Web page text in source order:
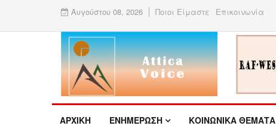
Αυγούστου 08, 2026 Ποιοι Είμαστε Επικοινωνία
ΑΡΧΙΚΉ ΕΝΗΜΕΡΩΣΗ ΚΟΙΝΩΝΙΚΑ ΘΕΜΑΤΑ